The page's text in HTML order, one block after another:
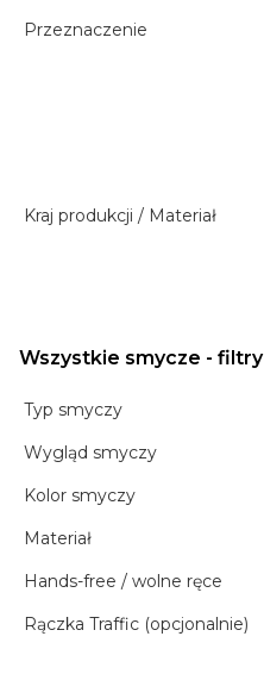
Przeznaczenie
Kraj produkcji / Materiał
Wszystkie smycze - filtry
Typ smyczy
Wygląd smyczy
Kolor smyczy
Materiał
Hands-free / wolne ręce
Rączka Traffic (opcjonalnie)